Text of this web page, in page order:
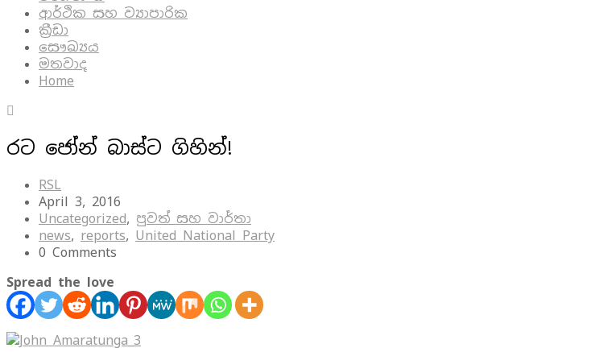
ආර්ථික සහ ව්‍යාපාරික
ක්‍රීඩා
සෞඛ්‍යය
මතවාද
Home
රට ජෝන් බාස්ට ගිහින්!
RSL
April 3, 2016
Uncategorized, පුවත් සහ වාර්තා
news, reports, United National Party
0 Comments
Spread the love